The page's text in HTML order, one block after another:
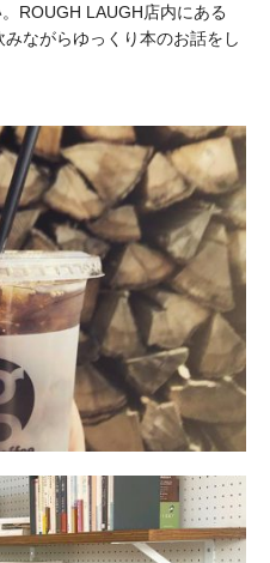
ROUGH LAUGH店内にある
ながらゆっくり本のお話をし